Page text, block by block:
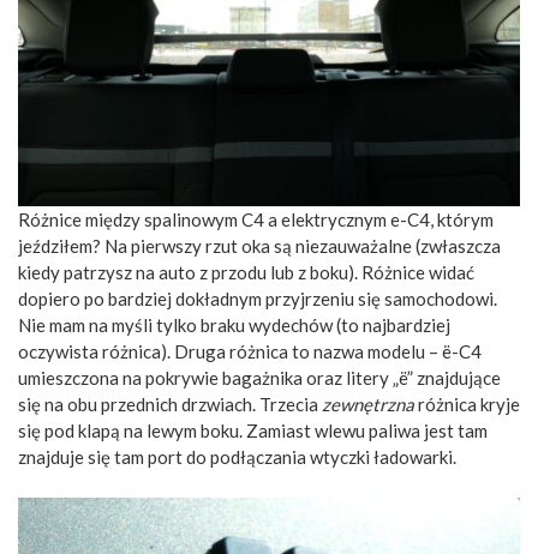
Różnice między spalinowym C4 a elektrycznym e-C4, którym
jeździłem? Na pierwszy rzut oka są niezauważalne (zwłaszcza
kiedy patrzysz na auto z przodu lub z boku). Różnice widać
dopiero po bardziej dokładnym przyjrzeniu się samochodowi.
Nie mam na myśli tylko braku wydechów (to najbardziej
oczywista różnica). Druga różnica to nazwa modelu – ë-C4
umieszczona na pokrywie bagażnika oraz litery „ë” znajdujące
się na obu przednich drzwiach. Trzecia zewnętrznaróżnica kryje
się pod klapą na lewym boku. Zamiast wlewu paliwa jest tam
znajduje się tam port do podłączania wtyczki ładowarki.